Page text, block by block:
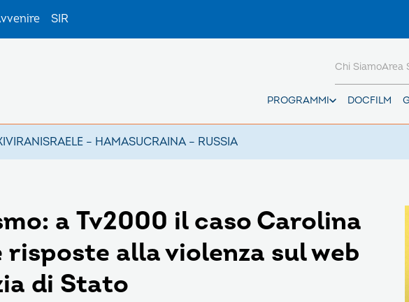
SIR
PROGRAMMI DOCFILM
Chi SiamoArea
IRANISRAELE – HAMASUCRAINA – RUSSIA
a Tv2000 il caso Carolina
risposte alla violenza sul web
di Stato